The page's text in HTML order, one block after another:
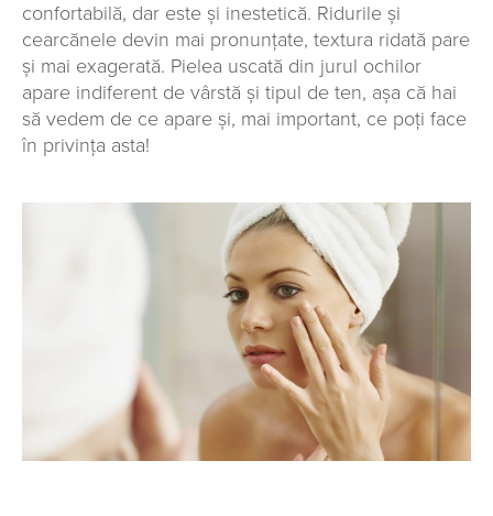
confortabilă, dar este și inestetică. Ridurile și
cearcănele devin mai pronunțate, textura ridată pare
și mai exagerată. Pielea uscată din jurul ochilor
apare indiferent de vârstă și tipul de ten, așa că hai
să vedem de ce apare și, mai important, ce poți face
în privința asta!